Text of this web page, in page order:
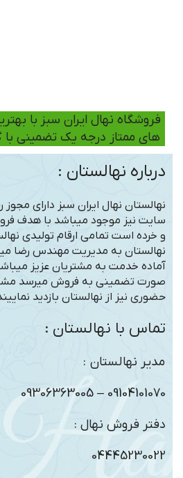
فروشگاه نهال ایران سبز با
های ممتاز درجه یک تضمینی
درباره نهالستان :
نهالستان نهال ایران سبز دارای
سایت نیز موجود میباشد با هدف
و خرده است تمامی ارقام تولیدی
نهالستان به مدیریت مهندس رضا
آماده خدمت به مشتریان عزیز
صورت تضمینی به فروش میرسد
حضوری نیز از نهالستان بازدید
تماس با نهالستان :
مدیر نهالستان :
09104101070 – 09306363005
دفتر فروش نهال :
04445230022